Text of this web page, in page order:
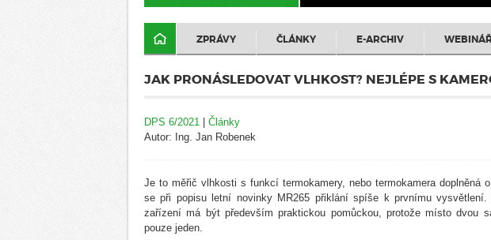
ZPRÁVY ČLÁNKY E-ARCHIV
JAK PRONÁSLEDOVAT VLHKOST? NEJLÉPE S
DPS 6/2021 | Články
Autor: Ing. Jan Robenek
Je to měřič vlhkosti s funkcí termokamery, nebo termokamera doplněná
se při popisu letní novinky MR265 přiklání spíše k prvnímu
zařízení má být především praktickou pomůckou, protože místo dvou
pouze jeden.